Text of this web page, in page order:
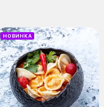
НОВИНКА